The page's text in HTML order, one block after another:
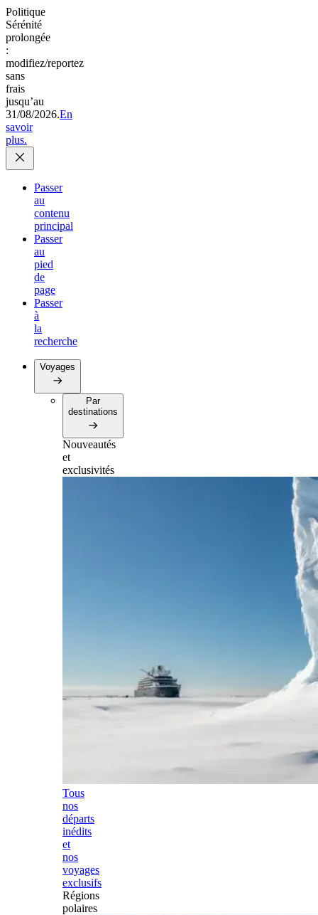
Politique
Sérénité
prolongée
:
modifiez/reportez
sans
frais
jusqu’au
31/08/2026.En
savoir
plus.
Passer
au
contenu
principal
Passer
au
pied
de
page
Passer
à
la
recherche
Voyages
Par
destinations
Nouveautés
et
exclusivités
Tous
nos
départs
inédits
et
nos
voyages
exclusifs
Régions
polaires